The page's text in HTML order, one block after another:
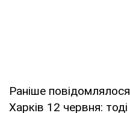
Раніше
Харків 12 червня: тоді